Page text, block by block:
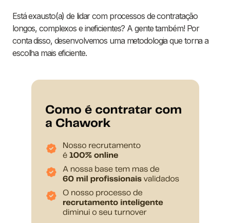
Está exausto(a) de lidar com processos de contratação
longos, complexos e ineficientes? A gente também! Por
conta disso, desenvolvemos uma metodologia que torna a
escolha mais eficiente.